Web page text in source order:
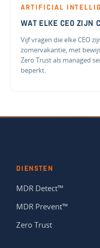
ARTIFICIAL
WAT ELKE CEO ZIJN
Vijf vragen die elke CEO
zomervakantie, met
Zero Trust als managed
beperkt.
DIENSTEN
MDR Detect™
MDR Prevent™
Zero Trust